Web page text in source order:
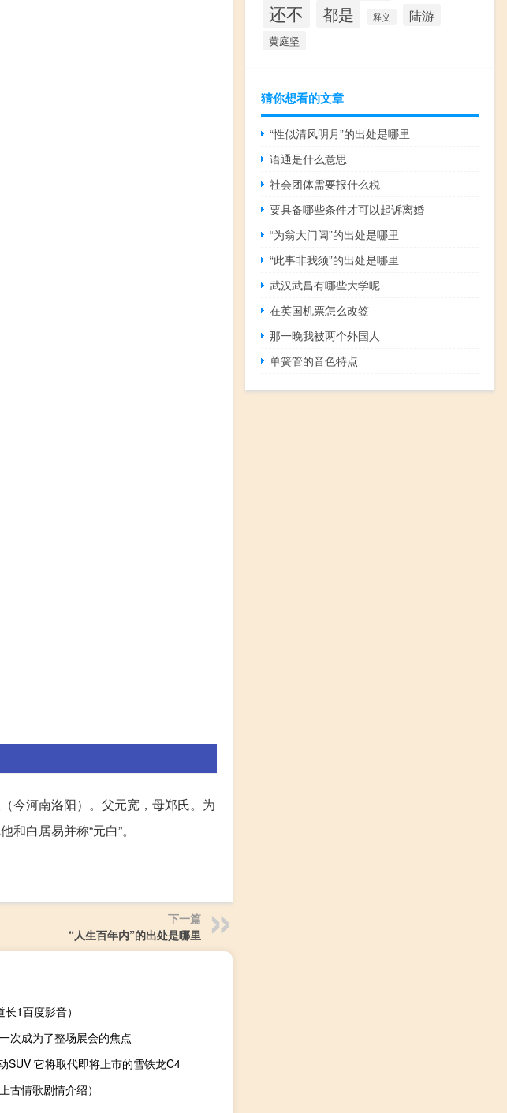
今河南洛阳）。父元宽，母郑氏。为
白居易并称“元白”。
下一篇
“人生百年内”的出处是哪里
1百度影音）
次成为了整场展会的焦点
SUV 它将取代即将上市的雪铁龙C4
古情歌剧情介绍）
还不 都是 释义 陆游
黄庭坚
猜你想看的文章
“性似清风明月”的出处是哪里
语通是什么意思
社会团体需要报什么税
要具备哪些条件才可以起诉离婚
“为翁大门闾”的出处是哪里
“此事非我须”的出处是哪里
武汉武昌有哪些大学呢
在英国机票怎么改签
那一晚我被两个外国人
单簧管的音色特点